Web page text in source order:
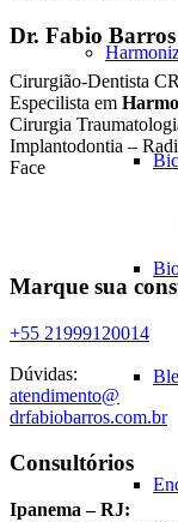
Dr. Fabio Barros
Cirurgião-Dentista
Especilista em
Cirurgia
Implantodontia –
Face
Marque sua
+55 21999120014
Dúvidas:
atendimento@
drfabiobarros.com.br
Consultórios
Ipanema – RJ: